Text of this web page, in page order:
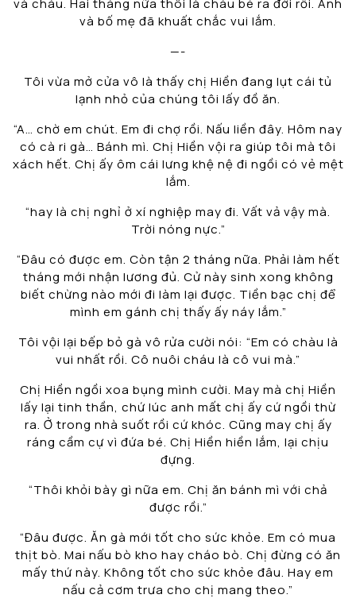
và bố mẹ đã khuất chắc vui lắm.
—-
Tôi vừa mở cửa vô là thấy chị Hiền đang lụt cái tủ
lạnh nhỏ của chúng tôi lấy đồ ăn.
“A… chờ em chút. Em đi chợ rồi. Nấu liền đây. Hôm nay
có cà ri gà… Bánh mì. Chị Hiền vội ra giúp tôi mà tôi
xách hết. Chị ấy ôm cái lưng khệ nệ đi ngồi có vẻ mệt
lắm.
“hay là chị nghỉ ở xí nghiệp may đi. Vất vả vậy mà.
Trời nóng nực.”
“Đâu có được em. Còn tận 2 tháng nữa. Phải làm hết
tháng mới nhận lương đủ. Cử này sinh xong không
biết chừng nào mới đi làm lại được. Tiền bạc chị để
mình em gánh chị thấy ấy náy lắm.”
Tôi vội lại bếp bỏ gà vô rửa cười nói: “Em có chàu là
vui nhất rồi. Cô nuôi cháu là cô vui mà.”
Chị Hiền ngồi xoa bụng mình cười. May mà chị Hiền
lấy lại tinh thần, chứ lúc anh mất chị ấy cứ ngồi thừ
ra. Ở trong nhà suốt rồi cứ khóc. Cũng may chị ấy
ráng cầm cự vì đứa bé. Chị Hiền hiền lắm, lại chịu
đựng.
“Thôi khỏi bày gì nữa em. Chị ăn bánh mì với chả
được rồi.”
“Đâu được. Ăn gà mới tốt cho sức khỏe. Em có mua
thịt bò. Mai nấu bò kho hay cháo bò. Chị đừng có ăn
mấy thứ này. Không tốt cho sức khỏe đâu. Hay em
nấu cả cơm trưa cho chị mang theo.”